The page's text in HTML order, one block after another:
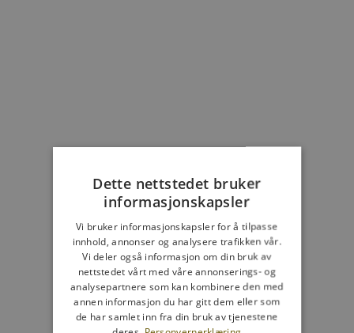
Velg alternativer: Velg alternativer:
Dette nettstedet bruker
informasjonskapsler
Vi bruker informasjonskapsler for å tilpasse
innhold, annonser og analysere trafikken vår.
Vi deler også informasjon om din bruk av
nettstedet vårt med våre annonserings- og
analysepartnere som kan kombinere den med
annen informasjon du har gitt dem eller som
de har samlet inn fra din bruk av tjenestene